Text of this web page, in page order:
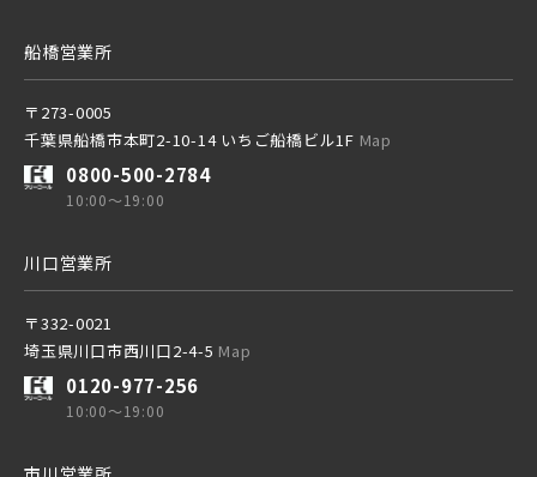
船橋営業所
〒273-0005
千葉県船橋市本町2-10-14 いちご船橋ビル1F Map
0800-500-2784
10:00～19:00
川口営業所
〒332-0021
埼玉県川口市西川口2-4-5 Map
0120-977-256
10:00～19:00